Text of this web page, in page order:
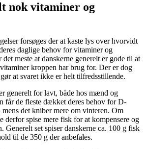
nok vitaminer og
forsøges der at kaste lys over hvorvidt
daglige behov for vitaminer og
meste at danskerne generelt er gode til at
kroppen har brug for. Der er dog
at svaret ikke er helt tilfredsstillende.
generelt for lavt, både hos mænd og
får de fleste dækket deres behov for D-
det kniber mere om vinteren. Om
derfor spise mere fisk for at kompensere og
Generelt set spiser danskerne ca. 100 g fisk
til de 350 g der anbefales.